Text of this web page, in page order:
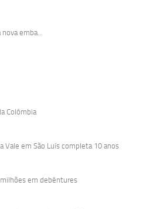
nova emba...
Colômbia
Vale em São Luís completa 10 anos
em debêntures